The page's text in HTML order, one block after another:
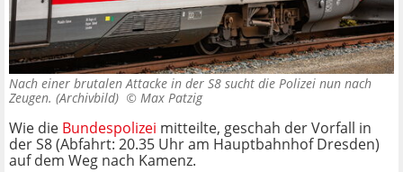
Nach einer brutalen Attacke in der S8 sucht die Polizei nun nach
Zeugen. (Archivbild) © Max Patzig
Wie die Bundespolizei mitteilte, geschah der Vorfall in
der S8 (Abfahrt: 20.35 Uhr am Hauptbahnhof Dresden)
auf dem Weg nach Kamenz.